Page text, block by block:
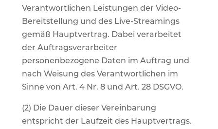
Verantwortlichen Leistungen der Video-
Bereitstellung und des Live-Streamings
gemäß Hauptvertrag. Dabei verarbeitet
der Auftragsverarbeiter
personenbezogene Daten im Auftrag und
nach Weisung des Verantwortlichen im
Sinne von Art. 4 Nr. 8 und Art. 28 DSGVO.
(2) Die Dauer dieser Vereinbarung
entspricht der Laufzeit des Hauptvertrags.